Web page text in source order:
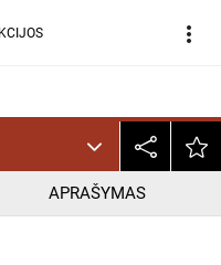
more_vert
APRAŠYMAS